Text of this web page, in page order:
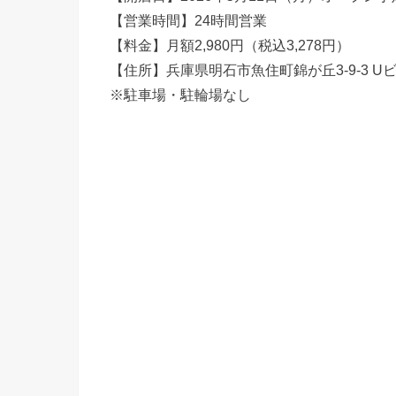
【営業時間】24時間営業
【料金】月額2,980円（税込3,278円）
【住所】兵庫県明石市魚住町錦が丘3-9-3 U
※駐車場・駐輪場なし